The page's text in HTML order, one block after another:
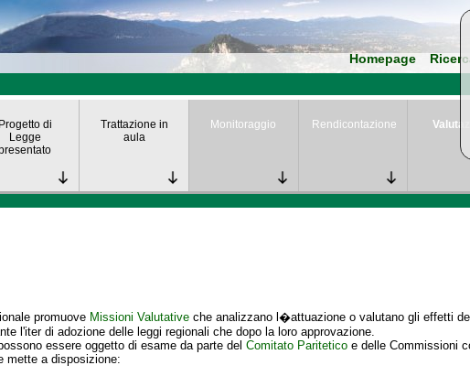
Homepage
Progetto di
Legge
Trattazione in
aula
Monitoraggio Rendicontazione
promuove Missioni Valutative che analizzano l�attuazione o valutano gli effetti
l'iter di adozione delle leggi regionali che dopo la loro approvazione.
essere oggetto di esame da parte del Comitato Paritetico e delle Commissioni
mette a disposizione: